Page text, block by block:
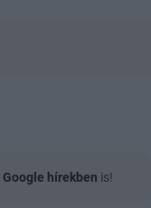
Google hírekben is!